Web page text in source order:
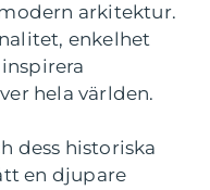
arkitektur.
enkelhet
hela världen.
dess historiska
en djupare